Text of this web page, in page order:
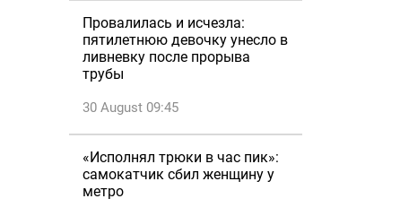
Провалилась и исчезла:
пятилетнюю девочку унесло в
ливневку после прорыва
трубы
30 August 09:45
«Исполнял трюки в час пик»:
самокатчик сбил женщину у
метро